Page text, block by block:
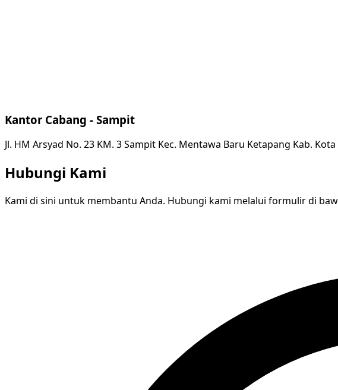
Kantor Cabang - Sampit
Jl. HM Arsyad No. 23 KM. 3 Sampit Kec. Mentawa Baru Ketapang Kab.
Hubungi Kami
Kami di sini untuk membantu Anda. Hubungi kami melalui formulir di